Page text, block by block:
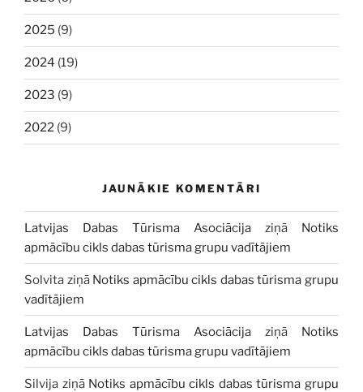
2025 (9)
2024 (19)
2023 (9)
2022 (9)
JAUNĀKIE KOMENTĀRI
Latvijas Dabas Tūrisma Asociācija ziņā Notiks
apmācību cikls dabas tūrisma grupu vadītājiem
Solvita ziņā Notiks apmācību cikls dabas tūrisma grupu
vadītājiem
Latvijas Dabas Tūrisma Asociācija ziņā Notiks
apmācību cikls dabas tūrisma grupu vadītājiem
Silvija ziņā Notiks apmācību cikls dabas tūrisma grupu